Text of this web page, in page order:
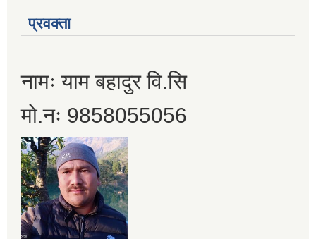
प्रवक्ता
नामः याम बहादुर वि.सि
मो.नः 9858055056